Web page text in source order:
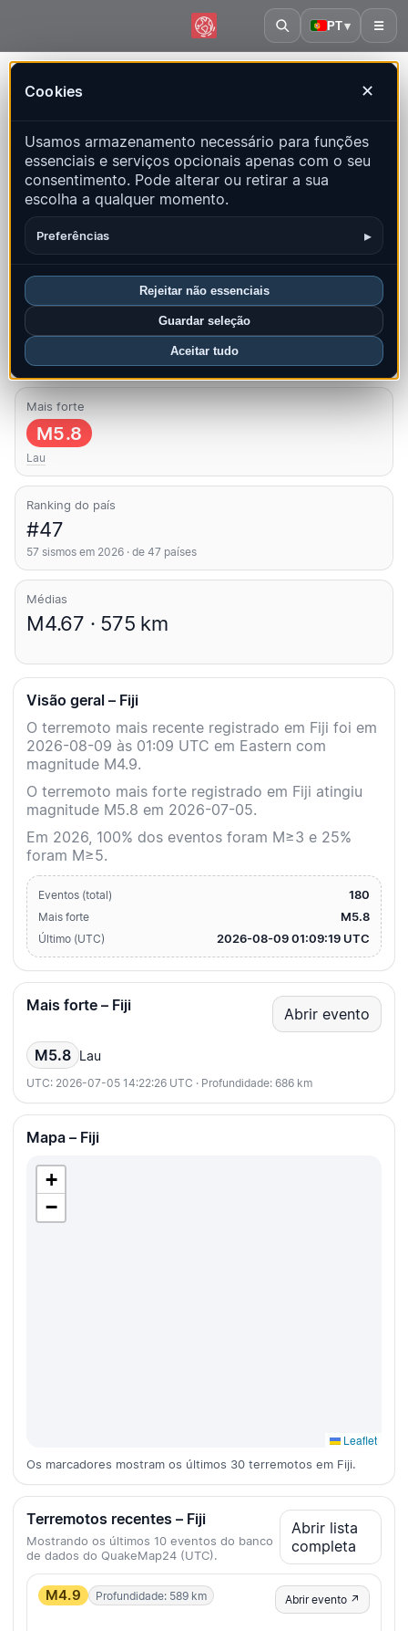
PT▾ ☰
Cookies ✕
Usamos armazenamento necessário para funções
essenciais e serviços opcionais apenas com o seu
consentimento. Pode alterar ou retirar a sua
escolha a qualquer momento.
Preferências ▸
Rejeitar não essenciais
Guardar seleção
Aceitar tudo
Mapa ao vivo, estatísticas e eventos recentes
Abrir mapa histórico Últimos neste país
Visão geral
FAQ
Sismos neste mês
1
Último UTC: 2026-08-09 01:09:19
Mais forte
M5.8
Lau
Ranking do país
#47
57 sismos em 2026 · de 47 países
Médias
M4.67 · 575 km
Visão geral – Fiji
O terremoto mais recente registrado em Fiji foi em
2026-08-09 às 01:09 UTC em Eastern com
magnitude M4.9.
O terremoto mais forte registrado em Fiji atingiu
magnitude M5.8 em 2026-07-05.
Em 2026, 100% dos eventos foram M≥3 e 25%
foram M≥5.
Eventos (total) 180
Mais forte M5.8
Último (UTC) 2026-08-09 01:09:19 UTC
Mais forte – Fiji Abrir evento
M5.8 Lau
UTC: 2026-07-05 14:22:26 UTC · Profundidade: 686 km
Mapa – Fiji
+
−
Leaflet
Os marcadores mostram os últimos 30 terremotos em Fiji.
Terremotos recentes – Fiji
Mostrando os últimos 10 eventos do banco
de dados do QuakeMap24 (UTC).
Abrir lista
completa
M4.9 Profundidade: 589 km Abrir evento ↗